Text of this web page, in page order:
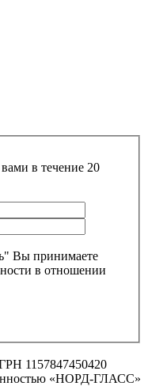
в течение 20
Вы принимаете
в отношении
1157847450420
«НОРД-ГЛАСС»